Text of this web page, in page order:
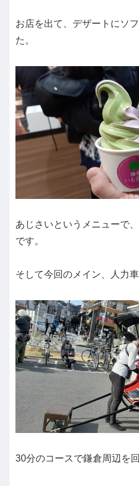
お店を出て、デザートにソ
た。
あじさいというメニューで
です。
そして今回のメイン、人力車
30分のコースで鎌倉周辺を